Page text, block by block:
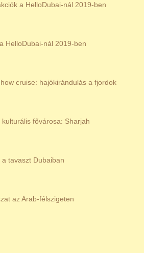
a HelloDubai-nál 2019-ben
HelloDubai-nál 2019-ben
cruise: hajókirándulás a fjordok
fővárosa: Sharjah
tavaszt Dubaiban
az Arab-félszigeten